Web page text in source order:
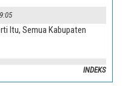
Itu, Semua Kabupaten
INDEKS